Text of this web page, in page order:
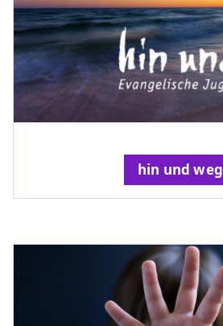
hin und weg